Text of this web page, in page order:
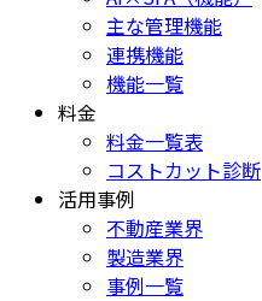
主な管理機能
連携機能
機能一覧
料金
料金一覧表
コストカット診断
活用事例
不動産業界
製造業界
事例一覧